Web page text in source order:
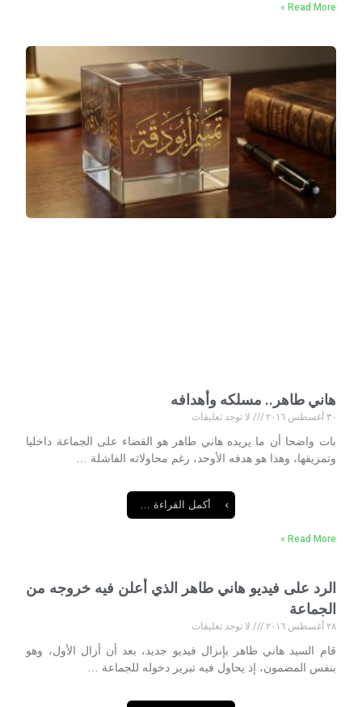
Read More »
هاني طاهر.. مسلكه وأهدافه
٣٠ أغسطس ٢٠١٦
لا توجد تعليقات
بات واضحا أن ما يريده هاني طاهر هو القضاء على الجماعة داخليا
‏وتمزيقها، وهذا هو هدفه الأوحد، رغم محاولاته الفاشلة …
أكمل القراءة …
Read More »
الرد على فيديو هاني طاهر الذي أعلن فيه خروجه من
الجماعة
٢٨ أغسطس ٢٠١٦
لا توجد تعليقات
قام السيد هاني طاهر بإنزال فيديو جديد، بعد أن أزال الأول، وهو
بنفس ‏المضمون، إذ يحاول فيه تبرير دخوله للجماعة …